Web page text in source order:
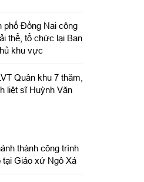
phố Đồng Nai công
thể, tổ chức lại Ban
khu vực
Quân khu 7 thăm,
liệt sĩ Huỳnh Văn
thành công trình
tại Giáo xứ Ngô Xá